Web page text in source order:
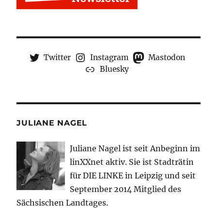
Twitter Instagram
Mastodon
Bluesky
JULIANE NAGEL
Juliane Nagel ist seit Anbeginn im
linXXnet aktiv. Sie ist Stadträtin
für DIE LINKE in Leipzig und seit
September 2014 Mitglied des
Sächsischen Landtages.